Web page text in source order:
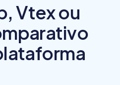
Vtex ou